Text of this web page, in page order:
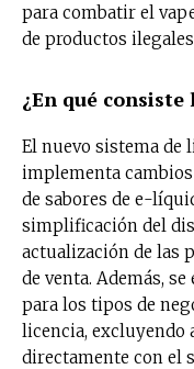
para combatir el
de productos
¿En qué
El nuevo sistema de
implementa
de sabores de e-
simplificación del
actualización de las
de venta. Además,
para los tipos de
licencia, excluyendo
directamente con el